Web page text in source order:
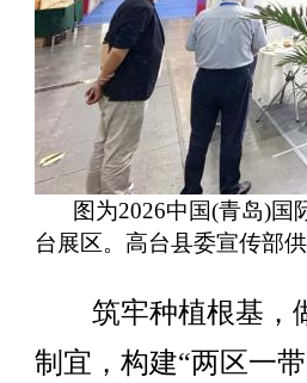
图为2026中国(青岛)
台展区。高台县委宣传部
筑牢种植根基，
制宜，构建“两区一